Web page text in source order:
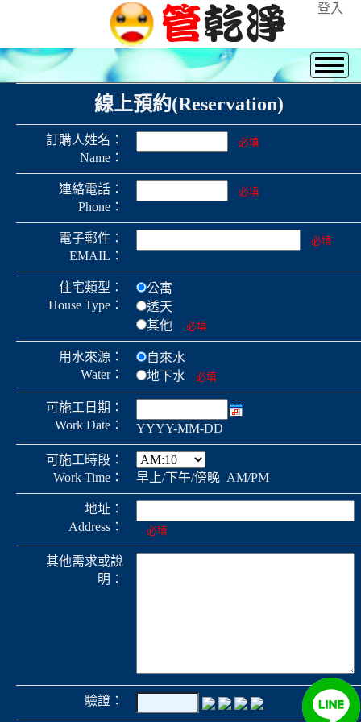
登入
線上預約(Reservation)
訂購人姓名：
Name：
必填
連絡電話：
Phone：
必填
電子郵件：
EMAIL：
必填
住宅類型：
House Type：
公寓
透天
其他
必填
用水來源：
Water：
自來水
地下水
必填
可施工日期：
Work Date：
YYYY-MM-DD
可施工時段：
Work Time：
早上/下午/傍晚 AM/PM
地址：
Address：
必填
其他需求或說
明：
驗證：